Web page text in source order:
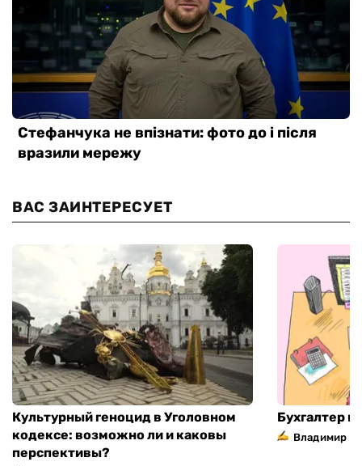
ВАС ЗАИНТЕРЕСУЕТ
Культурный геноцид в Уголовном
кодексе: возможно ли и каковы
перспективы?
Бухгалтер
Владимир